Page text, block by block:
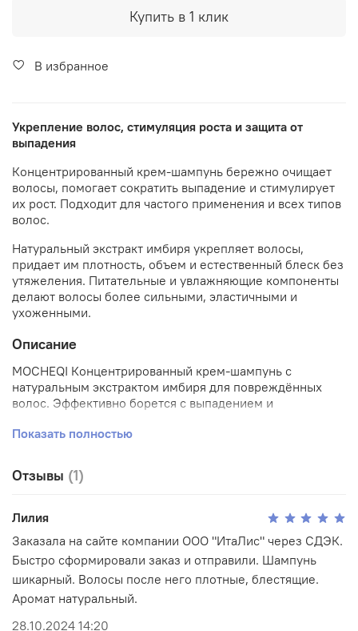
Купить в 1 клик
В избранное
Укрепление волос, стимуляция роста и защита от
выпадения
Концентрированный крем-шампунь бережно очищает
волосы, помогает сократить выпадение и стимулирует
их рост. Подходит для частого применения и всех типов
волос.
Натуральный экстракт имбиря укрепляет волосы,
придает им плотность, объем и естественный блеск без
утяжеления. Питательные и увлажняющие компоненты
делают волосы более сильными, эластичными и
ухоженными.
Описание
MOCHEQI Концентрированный крем-шампунь с
натуральным экстрактом имбиря для повреждённых
волос. Эффективно борется с выпадением и
структуру прядей.
волосы, и отлично промывает корни, облегчая
расчёсывание. Экстракт имбиря активизирует
волосяные фолликулы и создаёт условия для роста
без утяжеления, придаёт эластичность, объём и
естественный блеск. Подходит для окрашенных, сухих,
кудрявых, волнистых и других типов волос - в том числе
для мужчин. Не содержит солей тяжёлых металлов.
Активные компоненты:
Показать полностью
Отзывы (1)
Лилия
Заказала на сайте компании ООО "ИтаЛис" через СДЭК.
Быстро сформировали заказ и отправили. Шампунь
шикарный. Волосы после него плотные, блестящие.
Аромат натуральный.
28.10.2024 14:20